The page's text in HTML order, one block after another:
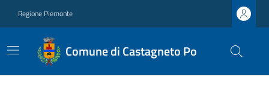
Regione Piemonte
Comune di Castagneto Po